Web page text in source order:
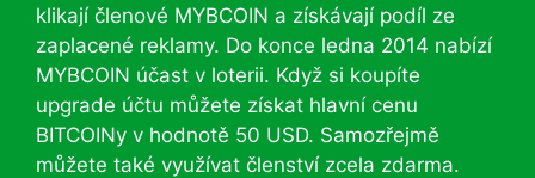
klikají členové MYBCOIN a získávají podíl ze
zaplacené reklamy. Do konce ledna 2014 nabízí
MYBCOIN účast v loterii. Když si koupíte
upgrade účtu můžete získat hlavní cenu
BITCOINy v hodnotě 50 USD. Samozřejmě
můžete také využívat členství zcela zdarma.